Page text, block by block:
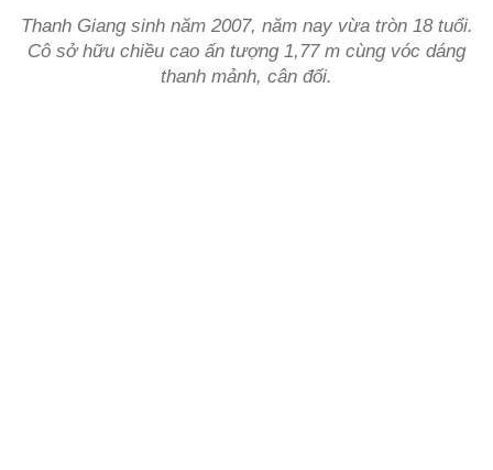
Thanh Giang sinh năm 2007, năm nay vừa tròn 18 tuổi.
Cô sở hữu chiều cao ấn tượng 1,77 m cùng vóc dáng
thanh mảnh, cân đối.